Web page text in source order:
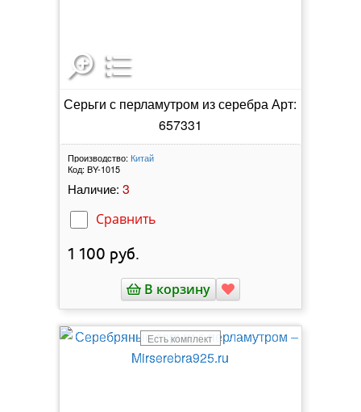
Серьги с перламутром из серебра Арт:
657331
Производство: Китай
Код: BY-1015
Наличие: 3
Сравнить
1 100 руб.
В корзину
Есть комплект